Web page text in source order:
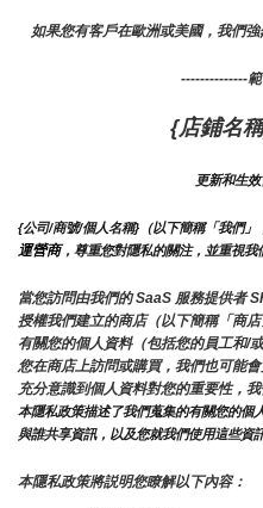
如果您有客戶在歐洲或美國，我們
--------------
{店鋪名
更新和生
{公司/商號/個人名稱}（以下簡稱「我們
運營商，尊重您對隱私的關注，並重視我
當您訪問由我們的 SaaS 服務提供者
授權我們建立的商店（以下簡稱「商
有關您的個人資料（包括您的員工和/
您在商店上訪問或購買，我們也可能
充分意識到個人資料對您的重要性，
本隱私政策描述了我們蒐集的有關您的個
與誰共享資訊，以及您就我們使用這些資
本隱私政策將説明您瞭解以下內容：